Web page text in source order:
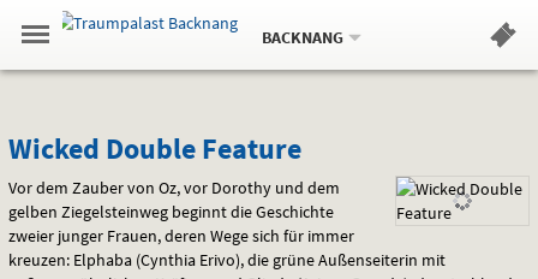
Springe
zum
,zum
.
Navigation
Gehe
zur
Standortauswahl
Standort:
BACKNANG.
Hinweis
Wicked
Double
Feature
Wicked Double Feature
Vor dem Zauber von Oz, vor Dorothy und dem
gelben Ziegelsteinweg beginnt die Geschichte
zweier junger Frauen, deren Wege sich für immer
kreuzen: Elphaba (Cynthia Erivo), die grüne Außenseiterin mit